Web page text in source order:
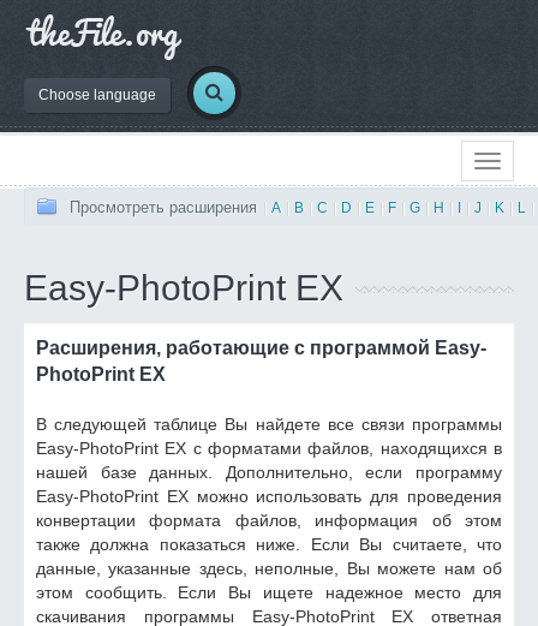
Choose language
Просмотреть расширения A B C D E F G H J K L
Easy-PhotoPrint EX
Расширения, работающие с программой Easy-
PhotoPrint EX
В следующей таблице Вы найдете все связи программы
Easy-PhotoPrint EX с форматами файлов, находящихся в
нашей базе данных. Дополнительно, если программу
Easy-PhotoPrint EX можно использовать для проведения
конвертации формата файлов, информация об этом
также должна показаться ниже. Если Вы считаете, что
данные, указанные здесь, неполные, Вы можете нам об
этом сообщить. Если Вы ищете надежное место для
скачивания программы Easy-PhotoPrint EX ответная